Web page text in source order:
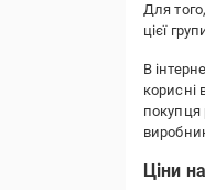
Для
цієї
В
корисні
покупця
Ціни